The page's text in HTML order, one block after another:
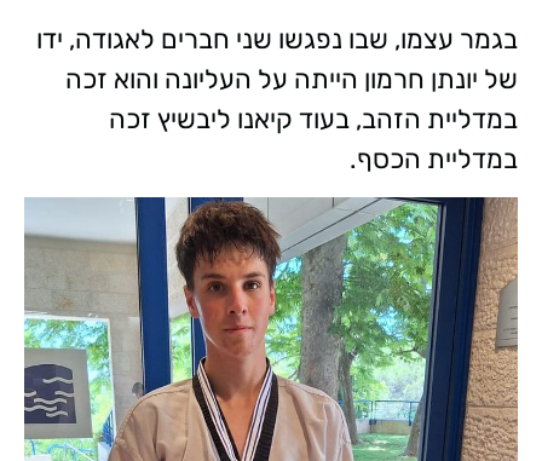
בגמר עצמו, שבו נפגשו שני חברים לאגודה, ידו
של יונתן חרמון הייתה על העליונה והוא זכה
במדליית הזהב, בעוד קיאנו ליבשיץ זכה
במדליית הכסף.